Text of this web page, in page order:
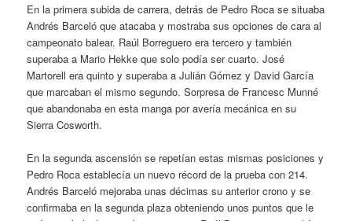
En la primera subida de carrera, detrás de Pedro Roca se situaba
Andrés Barceló que atacaba y mostraba sus opciones de cara al
campeonato balear. Raúl Borreguero era tercero y también
superaba a Mario Hekke que solo podía ser cuarto. José
Martorell era quinto y superaba a Julián Gómez y David García
que marcaban el mismo segundo. Sorpresa de Francesc Munné
que abandonaba en esta manga por avería mecánica en su
Sierra Cosworth.
En la segunda ascensión se repetían estas mismas posiciones y
Pedro Roca establecía un nuevo récord de la prueba con 214.
Andrés Barceló mejoraba unas décimas su anterior crono y se
confirmaba en la segunda plaza obteniendo unos puntos que le